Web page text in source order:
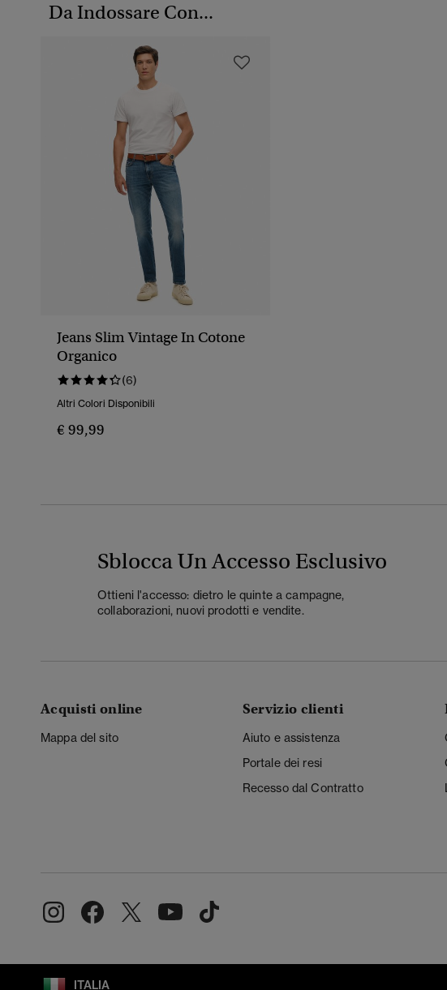
Da Indossare Con...
Jeans Slim Vintage In Cotone
Organico
(6)
Altri Colori Disponibili
€ 99,99
Sblocca Un Accesso Esclusivo
Ottieni l'accesso: dietro le quinte a campagne,
collaborazioni, nuovi prodotti e vendite.
Acquisti online
Mappa del sito
Servizio clienti
Aiuto e assistenza
Portale dei resi
Recesso dal Contratto
ITALIA